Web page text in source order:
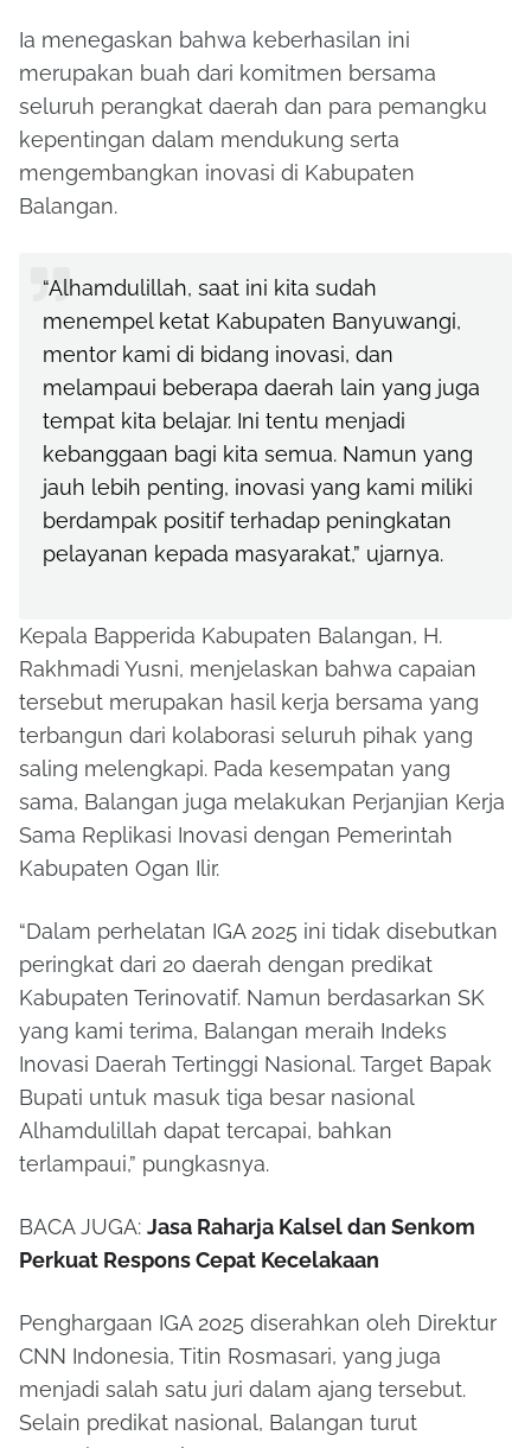
Ia menegaskan bahwa keberhasilan ini
merupakan buah dari komitmen bersama
seluruh perangkat daerah dan para pemangku
kepentingan dalam mendukung serta
mengembangkan inovasi di Kabupaten
Balangan.
“Alhamdulillah, saat ini kita sudah
menempel ketat Kabupaten Banyuwangi,
mentor kami di bidang inovasi, dan
melampaui beberapa daerah lain yang juga
tempat kita belajar. Ini tentu menjadi
kebanggaan bagi kita semua. Namun yang
jauh lebih penting, inovasi yang kami miliki
berdampak positif terhadap peningkatan
pelayanan kepada masyarakat,” ujarnya.
Kepala Bapperida Kabupaten Balangan, H.
Rakhmadi Yusni, menjelaskan bahwa capaian
tersebut merupakan hasil kerja bersama yang
terbangun dari kolaborasi seluruh pihak yang
saling melengkapi. Pada kesempatan yang
sama, Balangan juga melakukan Perjanjian Kerja
Sama Replikasi Inovasi dengan Pemerintah
Kabupaten Ogan Ilir.
“Dalam perhelatan IGA 2025 ini tidak disebutkan
peringkat dari 20 daerah dengan predikat
Kabupaten Terinovatif. Namun berdasarkan SK
yang kami terima, Balangan meraih Indeks
Inovasi Daerah Tertinggi Nasional. Target Bapak
Bupati untuk masuk tiga besar nasional
Alhamdulillah dapat tercapai, bahkan
terlampaui,” pungkasnya.
BACA JUGA: Jasa Raharja Kalsel dan Senkom
Perkuat Respons Cepat Kecelakaan
Penghargaan IGA 2025 diserahkan oleh Direktur
CNN Indonesia, Titin Rosmasari, yang juga
menjadi salah satu juri dalam ajang tersebut.
Selain predikat nasional, Balangan turut